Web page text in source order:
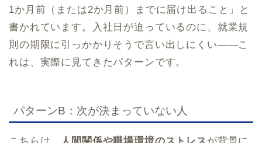
1か月前（または2か月前）までに届け出ること」と
書かれています。入社日が迫っているのに、就業規
則の期限に引っかかりそうで言い出しにくい——こ
れは、実際に見てきたパターンです。
パターンB：次が決まっていない人